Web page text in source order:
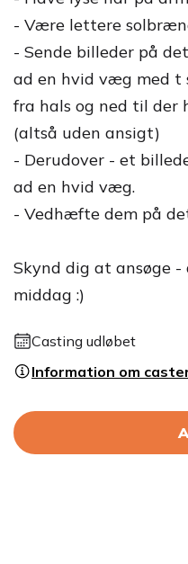
- Være lettere
- Sende billeder på
ad en hvid væg med
fra hals og ned til der
(altså uden ansigt)
- Derudover - et
ad en hvid væg.
- Vedhæfte dem på
Skynd dig at ansøge
middag :)
Casting udløbet
Information om